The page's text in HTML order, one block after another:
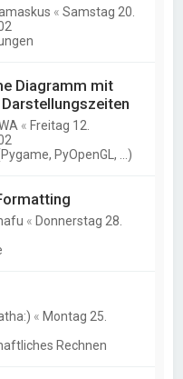
«Samstag 20.
Diagramm mit
« Freitag 12.
PyOpenGL, ...)
« Donnerstag 28.
« Montag 25.
Rechnen